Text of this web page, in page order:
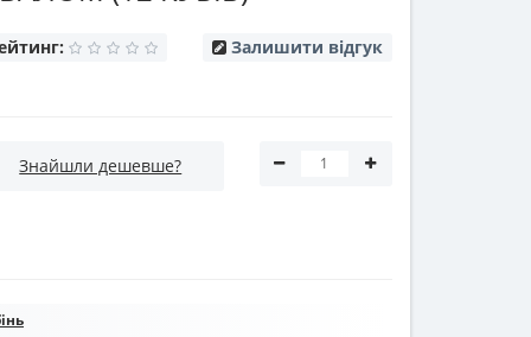
Залишити відгук
Знайшли дешевше?